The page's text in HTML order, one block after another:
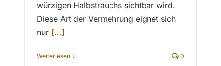
würzigen Halbstrauchs sichtbar wird.
Diese Art der Vermehrung eignet sich
nur [...]
Weiterlesen 0